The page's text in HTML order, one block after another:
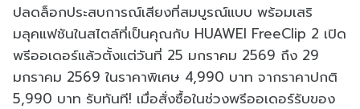
ปลดล็อกประสบการณ์เสียงที่สมบูรณ์แบบ พร้อมเสริ
มลุคแฟชันในสไตล์ที่เป็นคุณกับ HUAWEI FreeClip 2 เปิด
พรีออเดอร์แล้วตั้งแต่วันที่ 25 มกราคม 2569 ถึง 29
มกราคม 2569 ในราคาพิเศษ 4,990 บาท จากราคาปกติ
5,990 บาท รับทันที! เมื่อสั่งซื้อในช่วงพรีออเดอร์รับของ